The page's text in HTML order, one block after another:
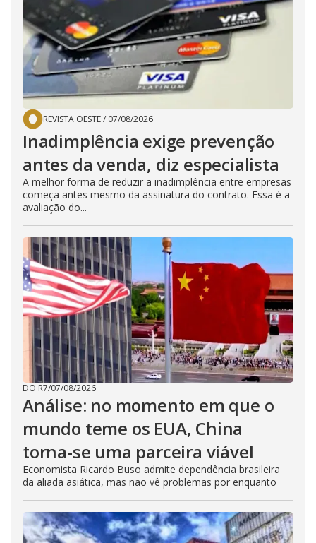
REVISTA OESTE/ 07/08/2026
Inadimplência exige prevenção
antes da venda, diz especialista
A melhor forma de reduzir a inadimplência entre empresas
começa antes mesmo da assinatura do contrato. Essa é a
avaliação do...
DO R7/07/08/2026
Análise: no momento em que o
mundo teme os EUA, China
torna-se uma parceira viável
Economista Ricardo Buso admite dependência brasileira
da aliada asiática, mas não vê problemas por enquanto